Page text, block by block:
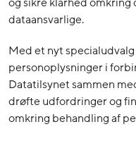
dataansvarlige.
Med et nyt
personoplysninger i
Datatilsynet sammen
drøfte udfordringer og
omkring behandling af